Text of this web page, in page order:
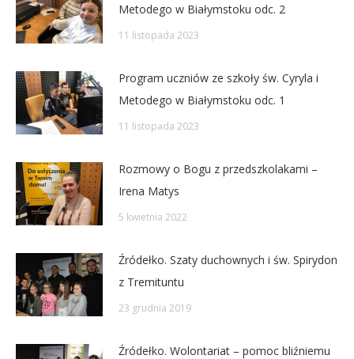
Metodego w Białymstoku odc. 2
11 listopada 2023
Program uczniów ze szkoły św. Cyryla i
Metodego w Białymstoku odc. 1
11 listopada 2023
Rozmowy o Bogu z przedszkolakami –
Irena Matys
5 kwietnia 2022
Źródełko. Szaty duchownych i św. Spirydon
z Tremituntu
23 grudnia 2019
Źródełko. Wolontariat – pomoc bliźniemu